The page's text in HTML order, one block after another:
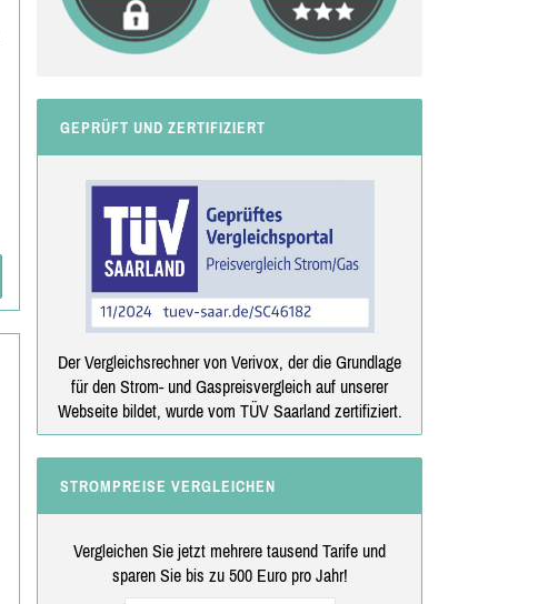
GEPRÜFT UND ZERTIFIZIERT
Der Vergleichsrechner von Verivox, der die Grundlage
für den Strom- und Gaspreisvergleich auf unserer
Webseite bildet, wurde vom TÜV Saarland zertifiziert.
STROMPREISE VERGLEICHEN
Vergleichen Sie jetzt mehrere tausend Tarife und
sparen Sie bis zu 500 Euro pro Jahr!